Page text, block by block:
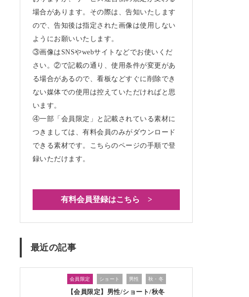
場合があります。その際は、告知いたします
ので、告知後は指定された画像は使用しない
ようにお願いいたします。
③画像はSNSやwebサイトなどでお使いくだ
さい。②で記載の通り、使用条件が変更があ
る場合があるので、看板などすぐに削除でき
ない媒体での使用は控えていただければと思
います。
④一部「会員限定」と記載されている素材に
つきましては、有料会員のみがダウンロード
できる素材です。こちらのページの手順で登
録いただけます。
有料会員登録はこちら >
最近の記事
会員限定 ショート 男性 秋・冬
【会員限定】男性/ショート/秋冬